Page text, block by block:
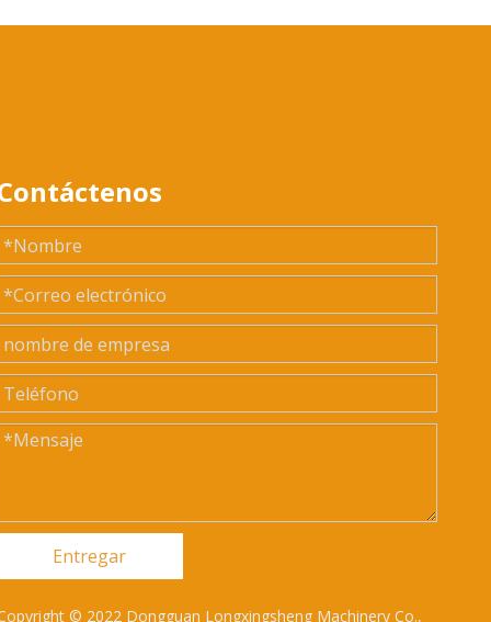
Entregar
© 2022 Dongguan Longxingsheng Machinery Co.,